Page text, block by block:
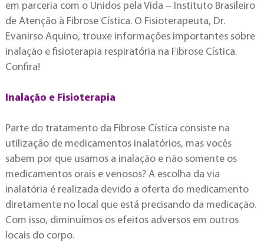
em parceria com o Unidos pela Vida – Instituto Brasileiro
de Atenção à Fibrose Cística. O Fisioterapeuta, Dr.
Evanirso Aquino, trouxe informações importantes sobre
inalação e fisioterapia respiratória na Fibrose Cística.
Confira!
Inalação e Fisioterapia
Parte do tratamento da Fibrose Cística consiste na
utilização de medicamentos inalatórios, mas vocês
sabem por que usamos a inalação e não somente os
medicamentos orais e venosos? A escolha da via
inalatória é realizada devido a oferta do medicamento
diretamente no local que está precisando da medicação.
Com isso, diminuímos os efeitos adversos em outros
locais do corpo.